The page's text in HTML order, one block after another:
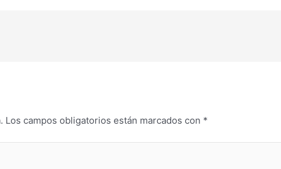
Los campos obligatorios están marcados con *